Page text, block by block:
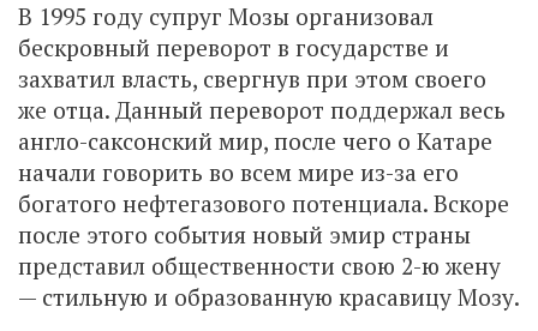
В 1995 году супруг Мозы организовал
бескровный переворот в государстве и
захватил власть, свергнув при этом своего
же отца. Данный переворот поддержал весь
англо-саксонский мир, после чего о Катаре
начали говорить во всем мире из-за его
богатого нефтегазового потенциала. Вскоре
после этого события новый эмир страны
представил общественности свою 2-ю жену
— стильную и образованную красавицу Мозу.